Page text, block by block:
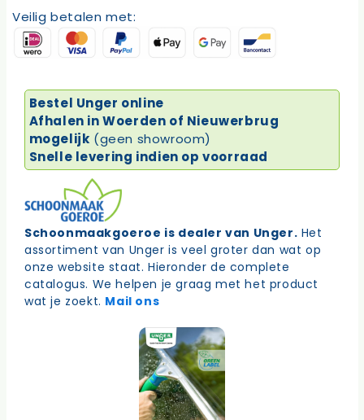
Veilig betalen met:
Bestel Unger online
Afhalen in Woerden of Nieuwerbrug
mogelijk (geen showroom)
Snelle levering indien op voorraad
Schoonmaakgoeroe is dealer van Unger. Het
assortiment van Unger is veel groter dan wat op
onze website staat. Hieronder de complete
catalogus. We helpen je graag met het product
wat je zoekt. Mail ons